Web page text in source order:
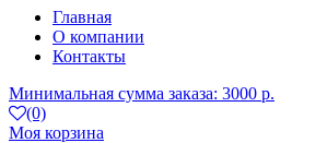
Главная
О компании
Контакты
Минимальная сумма заказа: 3000 р.
(0)
Моя корзина